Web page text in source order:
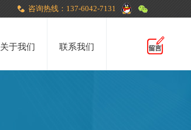
咨询热线：137-6042-7131
关于我们 联系我们